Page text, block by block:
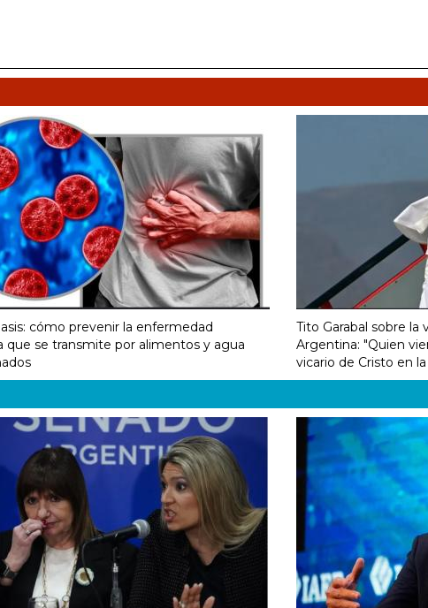
cómo prevenir la enfermedad
que se transmite por alimentos y agua
Tito Garabal sobre la
Argentina: "Quien
vicario de Cristo en la